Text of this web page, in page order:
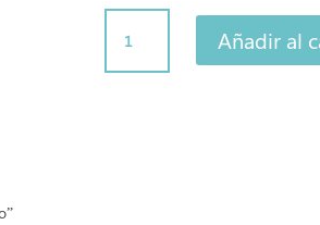
María
Auxiliadora
Añadir al